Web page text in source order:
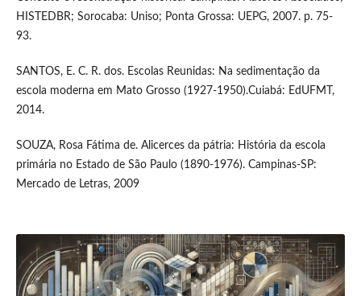
HISTEDBR; Sorocaba: Uniso; Ponta Grossa: UEPG, 2007. p. 75-
93.
SANTOS, E. C. R. dos. Escolas Reunidas: Na sedimentação da
escola moderna em Mato Grosso (1927-1950).Cuiabá: EdUFMT,
2014.
SOUZA, Rosa Fátima de. Alicerces da pátria: História da escola
primária no Estado de São Paulo (1890-1976). Campinas-SP:
Mercado de Letras, 2009